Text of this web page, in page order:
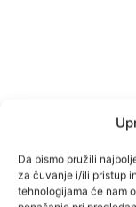
Da bismo pružili
za čuvanje i/ili pristup
tehnologijama će nam